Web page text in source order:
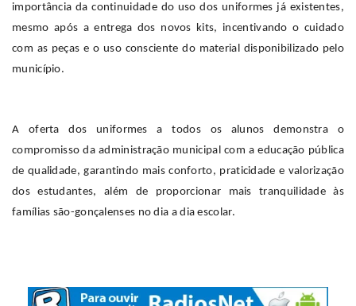
importância da continuidade do uso dos uniformes já existentes,
mesmo após a entrega dos novos kits, incentivando o cuidado
com as peças e o uso consciente do material disponibilizado pelo
município.
A oferta dos uniformes a todos os alunos demonstra o
compromisso da administração municipal com a educação pública
de qualidade, garantindo mais conforto, praticidade e valorização
dos estudantes, além de proporcionar mais tranquilidade às
famílias são-gonçalenses no dia a dia escolar.